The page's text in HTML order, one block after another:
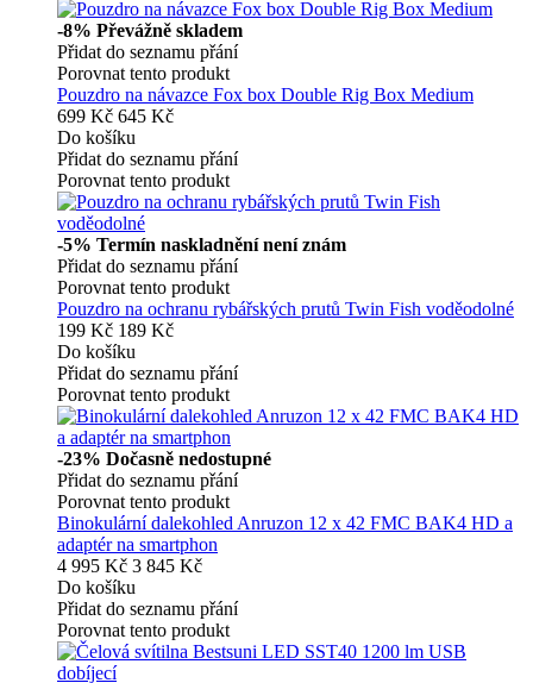
-8% Převážně skladem
Přidat do seznamu přání
Porovnat tento produkt
Pouzdro na návazce Fox box Double Rig Box Medium
699 Kč 645 Kč
Do košíku
Přidat do seznamu přání
Porovnat tento produkt
-5% Termín naskladnění není znám
Přidat do seznamu přání
Porovnat tento produkt
Pouzdro na ochranu rybářských prutů Twin Fish voděodolné
199 Kč 189 Kč
Do košíku
Přidat do seznamu přání
Porovnat tento produkt
-23% Dočasně nedostupné
Přidat do seznamu přání
Porovnat tento produkt
Binokulární dalekohled Anruzon 12 x 42 FMC BAK4 HD a
adaptér na smartphon
4 995 Kč 3 845 Kč
Do košíku
Přidat do seznamu přání
Porovnat tento produkt